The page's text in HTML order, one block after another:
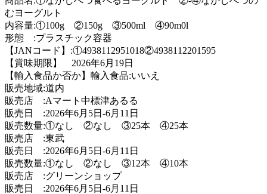
むヨーグルト
内容量:①100g ②150g ③500ml ④90m0l
形態 :プラスチック容器
【JANコード】:①4938112951018②4938112201595
【賞味期限】 2026年6月19日
【輸入食品か否か】輸入食品:いいえ
販売地域:道内
販売店 :Aマート中標津あるる
販売日 :2026年6月5日-6月11日
販売数量:①なし ②なし ③25本 ④25本
販売店 :東武
販売日 :2026年6月5日-6月11日
販売数量:①なし ②なし ③12本 ④10本
販売店 :グリーンショップ
販売日 :2026年6月5日-6月11日